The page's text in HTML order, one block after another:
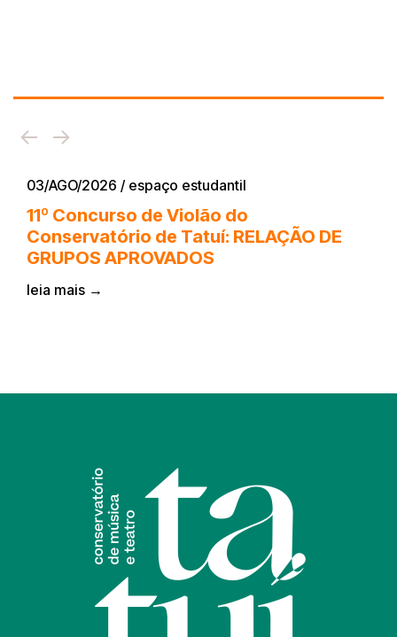
03/AGO/2026 / espaço estudantil
11º Concurso de Violão do
Conservatório de Tatuí: RELAÇÃO DE
GRUPOS APROVADOS
leia mais →